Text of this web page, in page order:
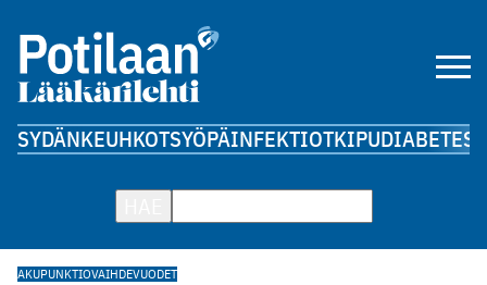
SYDÄNKEUHKOTSYÖPÄINFEKTIOTKIPUDIABETES
AKUPUNKTIOVAIHDEVUODET